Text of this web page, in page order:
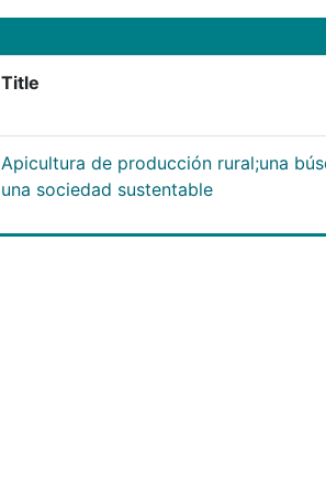
Title
Apicultura de producción rural;una
una sociedad sustentable